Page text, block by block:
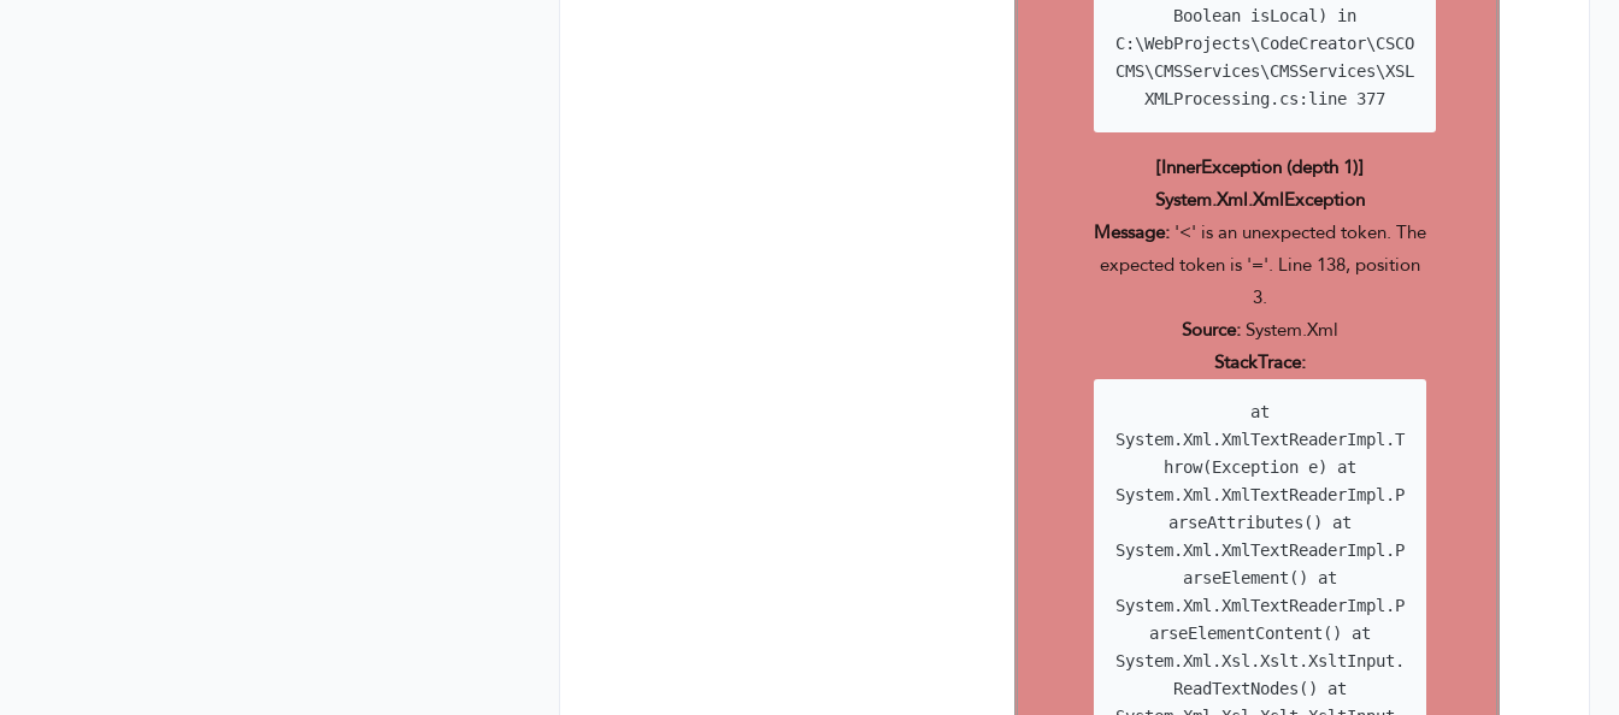
Boolean isLocal) in
C:\WebProjects\CodeCreator\CSCO
CMS\CMSServices\CMSServices\XSL
XMLProcessing.cs:line 377
[InnerException (depth 1)]
System.Xml.XmlException
Message:'<' is an unexpected token. The
expected token is '='. Line 138, position
3.
Source:System.Xml
StackTrace:
at
System.Xml.XmlTextReaderImpl.T
hrow(Exception e) at
System.Xml.XmlTextReaderImpl.P
arseAttributes() at
System.Xml.XmlTextReaderImpl.P
arseElement() at
System.Xml.XmlTextReaderImpl.P
arseElementContent() at
System.Xml.Xsl.Xslt.XsltInput.
ReadTextNodes() at